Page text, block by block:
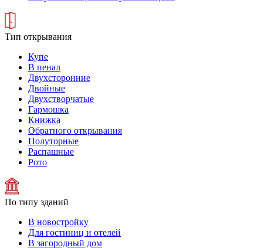
Тип открывания
Купе
В пенал
Двухсторонние
Двойные
Двухстворчатые
Гармошка
Книжка
Обратного открывания
Полуторные
Распашные
Рото
По типу зданий
В новостройку
Для гостиниц и отелей
В загородный дом